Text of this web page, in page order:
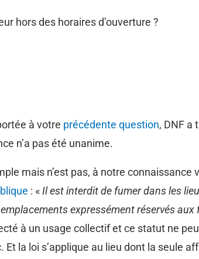
hors des horaires d’ouverture ?
à votre précédente question, DNF a
n’a pas été unanime.
mais n’est pas, à notre
: « Il est interdit de fumer dans les
expressément réservés aux
à un usage collectif et ce statut ne
la loi s’applique au lieu dont la seule